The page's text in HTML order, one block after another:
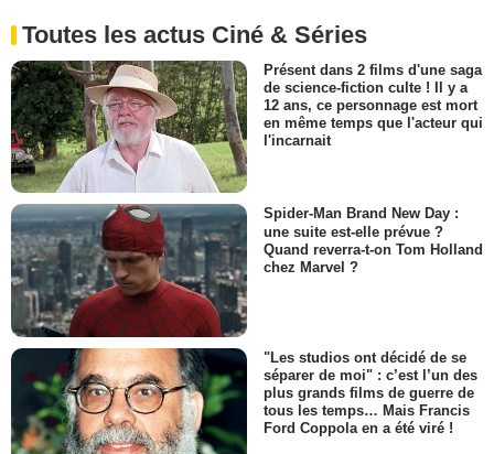
Toutes les actus Ciné & Séries
Présent dans 2 films d'une saga
de science-fiction culte ! Il y a
12 ans, ce personnage est mort
en même temps que l'acteur qui
l'incarnait
Spider-Man Brand New Day :
une suite est-elle prévue ?
Quand reverra-t-on Tom Holland
chez Marvel ?
"Les studios ont décidé de se
séparer de moi" : c’est l’un des
plus grands films de guerre de
tous les temps… Mais Francis
Ford Coppola en a été viré !